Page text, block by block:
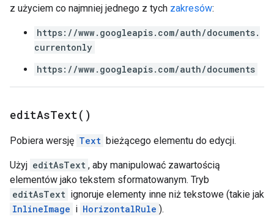
z użyciem co najmniej jednego z tych zakresów:
https://www.googleapis.com/auth/documents.
currentonly
https://www.googleapis.com/auth/documents
editAsText( )
Pobiera wersję Text bieżącego elementu do edycji.
Użyj editAsText , aby manipulować zawartością
elementów jako tekstem sformatowanym. Tryb
editAsText ignoruje elementy inne niż tekstowe (takie jak
InlineImage i HorizontalRule ).